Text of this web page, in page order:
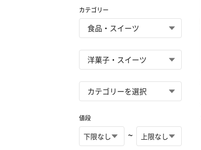
カテゴリー
値段
~